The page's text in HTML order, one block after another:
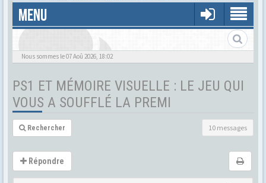
MENU
Nous sommes le 07 Aoû 2026, 18:02
PS1 ET MÉMOIRE VISUELLE : LE JEU QUI
VOUS A SOUFFLÉ LA PREMI
10 messages
Rechercher
Répondre